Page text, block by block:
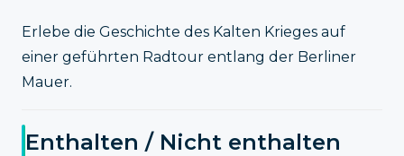
Erlebe die Geschichte des Kalten Krieges auf
einer geführten Radtour entlang der Berliner
Mauer.
Enthalten / Nicht enthalten